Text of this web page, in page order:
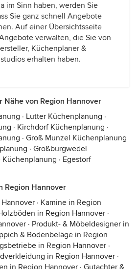
im Sinn haben, werden Sie
Sie ganz schnell Angebote
Auf einer Übersichtsseite
verwalten, die Sie von
Küchenplaner &
erhalten haben.
Nähe von Region Hannover
· Lutter Küchenplanung ·
· Kirchdorf Küchenplanung ·
· Groß Munzel Küchenplanung
· Großburgwedel
Küchenplanung · Egestorf
Region Hannover
· Kamine in Region
in Region Hannover ·
· Produkt- & Möbeldesigner in
& Bodenbeläge in Region
in Region Hannover ·
in Region Hannover ·
in Region Hannover · Gutachter &